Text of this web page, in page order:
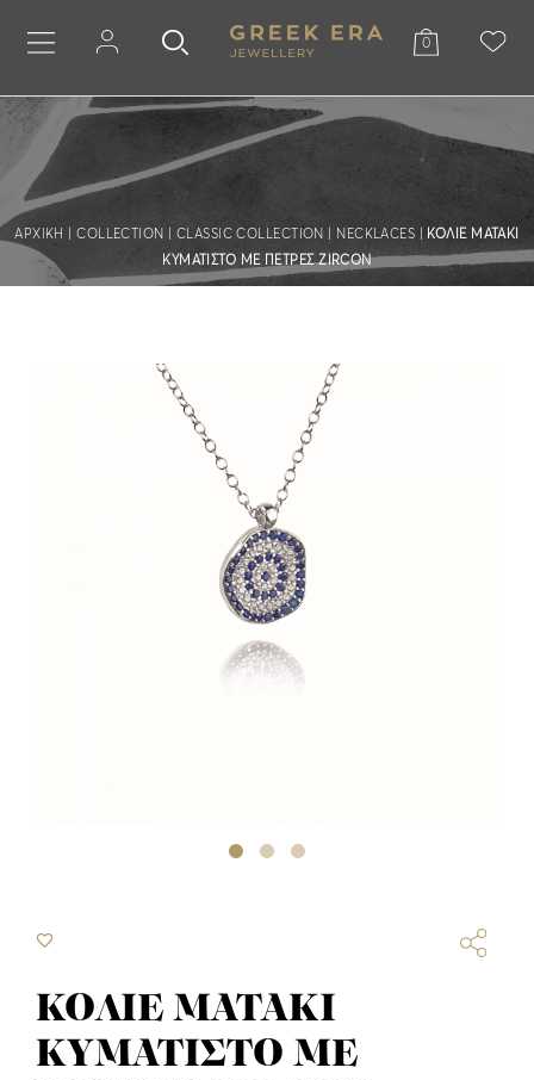
0
ΑΡΧΙΚΗ |COLLECTION CLASSIC COLLECTION NECKLACES
ΚΟΛΙΕ ΜΑΤΑΚΙ
ΚΥΜΑΤΙΣΤΟ ΜΕ ΠΕΤΡΕΣ ZIRCON
ΚΟΛΙΕ ΜΑΤΑΚΙ
ΚΥΜΑΤΙΣΤΟ ΜΕ